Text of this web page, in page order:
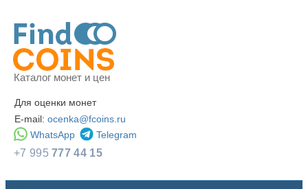
Каталог монет и цен
Для оценки монет
E-mail: ocenka@fcoins.ru
WhatsApp
Telegram
+7 995777 44 15